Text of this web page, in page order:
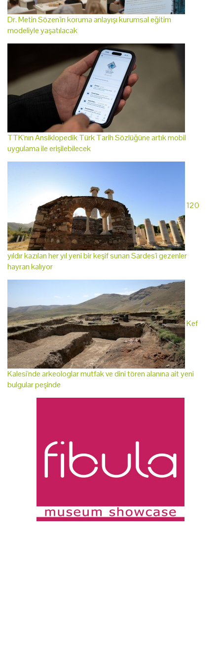
Dr. Metin Sözen'in koruma anlayışı kurumsal eğitim
modeliyle yaşatılacak
TTK'nın Ansiklopedik Türk Tarih Sözlüğüne artık mobil
uygulama ile erişilebilecek
120
yıldır kazılan her yıl yeni bir keşif sunan Sardes'i gezenler
hayran kalıyor
Kef
Kalesi'nde arkeologlar mutfak ve dini tören alanına ait yeni
bulgular peşinde